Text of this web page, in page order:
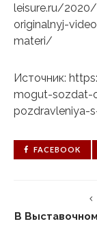
leisure.ru/
originalnyj-
materi/
Источник:
mogut-sozdat-
pozdravleniya-
FACEBOOK
В